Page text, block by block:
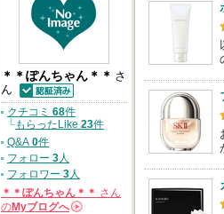
＊＊ぽんちゃん＊＊ さ
ん
認証済
クチコミ 68件
└もらったLike 23件
Q&A 0件
フォロー 3人
フォロワー 3人
＊＊ぽんちゃん＊＊ さん
のMyブログへ